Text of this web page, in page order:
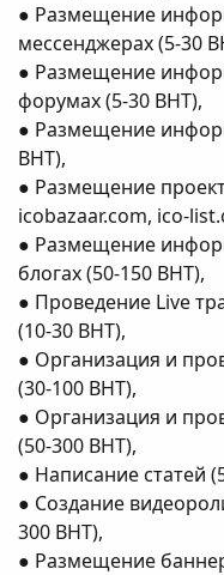
● Размещение
мессенджерах (5-30
● Размещение
форумах (5-30 BHT),
● Размещение
BHT),
● Размещение
icobazaar.com, ico-
● Размещение
блогах (50-150 BHT),
● Проведение Live
(10-30 BHT),
● Организация и
(30-100 BHT),
● Организация и
(50-300 BHT),
● Написание статей
● Создание
300 BHT),
● Размещение